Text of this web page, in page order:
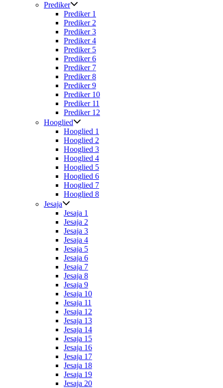
Prediker
Prediker 1
Prediker 2
Prediker 3
Prediker 4
Prediker 5
Prediker 6
Prediker 7
Prediker 8
Prediker 9
Prediker 10
Prediker 11
Prediker 12
Hooglied
Hooglied 1
Hooglied 2
Hooglied 3
Hooglied 4
Hooglied 5
Hooglied 6
Hooglied 7
Hooglied 8
Jesaja
Jesaja 1
Jesaja 2
Jesaja 3
Jesaja 4
Jesaja 5
Jesaja 6
Jesaja 7
Jesaja 8
Jesaja 9
Jesaja 10
Jesaja 11
Jesaja 12
Jesaja 13
Jesaja 14
Jesaja 15
Jesaja 16
Jesaja 17
Jesaja 18
Jesaja 19
Jesaja 20